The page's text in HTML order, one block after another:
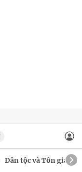
Dân tộc và Tôn giáo